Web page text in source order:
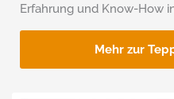
Erfahrung und Know-How
Mehr zur